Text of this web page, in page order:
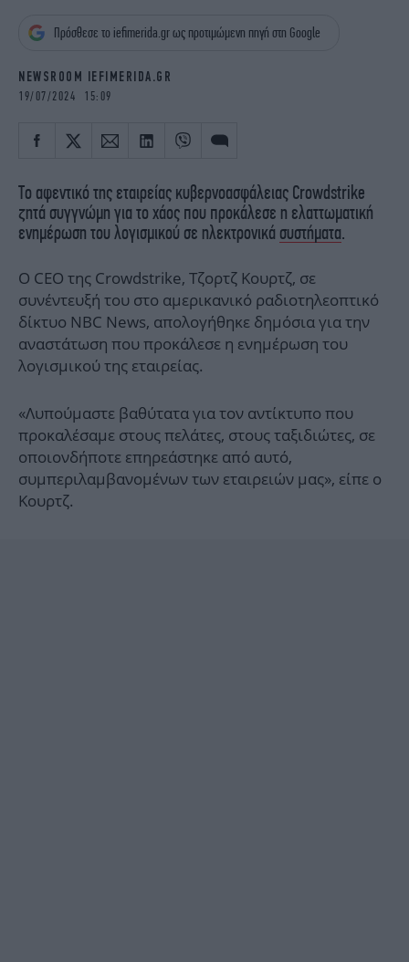
OSCARS
THE OCEAN
Πρόσθεσε το iefimerida.gr ως προτιμώμενη πηγή στη Google
NEWSROOM IEFIMERIDA.GR
19/07/2024 15:09
Το αφεντικό της εταιρείας κυβερνοασφάλειας Crowdstrike
ζητά συγγνώμη για το χάος που προκάλεσε η ελαττωματική
ενημέρωση του λογισμικού σε ηλεκτρονικά συστήματα.
Ο CEO της Crowdstrike, Tζορτζ Kουρτζ, σε
συνέντευξή του στο αμερικανικό ραδιοτηλεοπτικό
δίκτυο NBC News, απολογήθηκε δημόσια για την
αναστάτωση που προκάλεσε η ενημέρωση του
λογισμικού της εταιρείας.
«Λυπούμαστε βαθύτατα για τον αντίκτυπο που
προκαλέσαμε στους πελάτες, στους ταξιδιώτες, σε
οποιονδήποτε επηρεάστηκε από αυτό,
συμπεριλαμβανομένων των εταιρειών μας», είπε ο
Κουρτζ.